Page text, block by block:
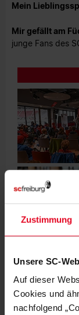
Zustimmung
Unsere SC-
Auf dieser
Cookies und
nachfolgend
Mein
Mir gefällt am
junge Fans des